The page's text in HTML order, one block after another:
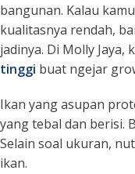
bangunan. Kalau
kualitasnya rendah,
jadinya. Di Molly Jaya,
tinggi buat ngejar
Ikan yang asupan
yang tebal dan berisi.
Selain soal ukuran,
ikan.